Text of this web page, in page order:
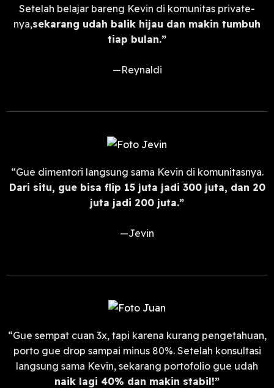
Setelah belajar bareng Kevin di komunitas private-
nya,sekarang udah balik hijau dan makin tumbuh
tiap bulan.”
—Reynaldi
“Gue dimentori langsung sama Kevin di komunitasnya.
Dari situ, gue bisa flip 15 juta jadi 300 juta, dan 20
juta jadi 200 juta.”
—Jevin
“Gue sempat cuan 3x, tapi karena kurang pengetahuan,
porto gue drop sampai minus 80%. Setelah konsultasi
langsung sama Kevin, sekarang portofolio gue udah
naik lagi 40% dan makin stabil!”